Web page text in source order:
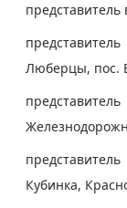
представитель
Люберцы, пос.
Кубинка,